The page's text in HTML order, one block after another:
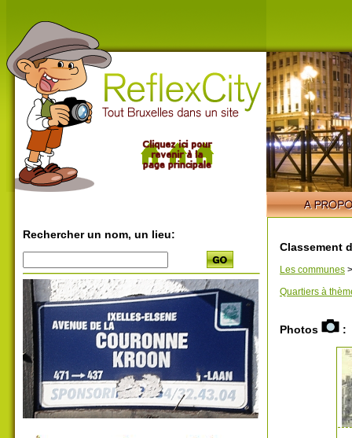
Rechercher un nom, un lieu:
Classement
Les communes >
Quartiers à
Photos :